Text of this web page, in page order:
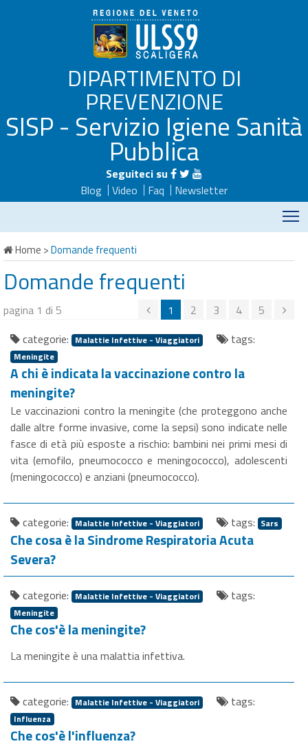
DIPARTIMENTO DI
PREVENZIONE
SISP - Servizio Igiene Sanità
Pubblica
Seguiteci su
Blog
Video Faq
Newsletter
Home >Domande frequenti
Domande frequenti
pagina 1 di 5 1 2 3 4
5
categorie: Malattie Infettive - Viaggiatori tags:
Meningite
A chi è indicata la vaccinazione contro la
meningite?
Le vaccinazioni contro la meningite (che proteggono anche
dalle altre forme invasive, come la sepsi) sono indicate nelle
fasce di età più esposte a rischio: bambini nei primi mesi di
vita (emofilo, pneumococco e meningococco), adolescenti
(meningococco) e anziani (pneumococco).
categorie: Malattie Infettive - Viaggiatori tags: Sars
Che cosa è la Sindrome Respiratoria Acuta
Severa?
categorie: Malattie Infettive - Viaggiatori tags:
Meningite
Che cos'è la meningite?
La meningite è una malattia infettiva.
categorie: Malattie Infettive - Viaggiatori tags:
Influenza
Che cos'è l'influenza?